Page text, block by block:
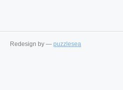
Redesign by — puzzlesea